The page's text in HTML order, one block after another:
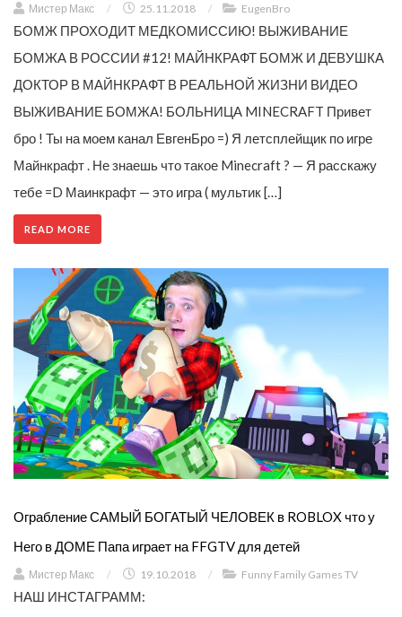
Мистер Макс / 25.11.2018 / EugenBro
БОМЖ ПРОХОДИТ МЕДКОМИССИЮ! ВЫЖИВАНИЕ
БОМЖА В РОССИИ #12! МАЙНКРАФТ БОМЖ И ДЕВУШКА
ДОКТОР В МАЙНКРАФТ В РЕАЛЬНОЙ ЖИЗНИ ВИДЕО
ВЫЖИВАНИЕ БОМЖА! БОЛЬНИЦА MINECRAFT Привет
бро ! Ты на моем канал ЕвгенБро =) Я летсплейщик по игре
Майнкрафт . Не знаешь что такое Minecraft ? — Я расскажу
тебе =D Маинкрафт — это игра ( мультик […]
READ MORE
Ограбление САМЫЙ БОГАТЫЙ ЧЕЛОВЕК в ROBLOX что у
Него в ДОМЕ Папа играет на FFGTV для детей
Мистер Макс / 19.10.2018 / Funny Family Games TV
НАШ ИНСТАГРАММ: